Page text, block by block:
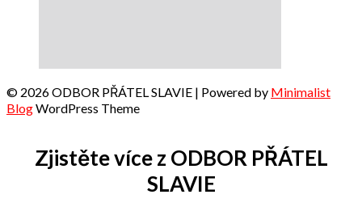
© 2026 ODBOR PŘÁTEL SLAVIE | Powered by Minimalist
BlogWordPress Theme
Zjistěte více z ODBOR PŘÁTEL
SLAVIE